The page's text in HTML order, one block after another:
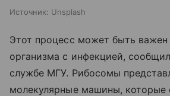
Источник: Unsplash
Этот процесс может быть важен
организма с инфекцией,
службе МГУ. Рибосомы
молекулярные машины, которые